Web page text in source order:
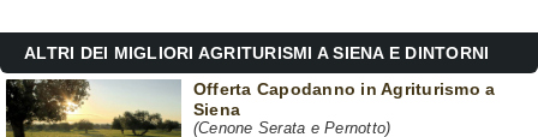
ALTRI DEI MIGLIORI AGRITURISMI A SIENA E DINTORNI
Offerta Capodanno in Agriturismo a
Siena
(Cenone Serata e Pernotto)